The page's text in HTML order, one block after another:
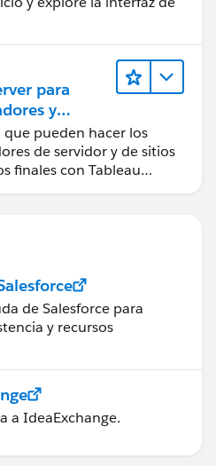
para
y
que pueden hacer los
de servidor y de sitios
finales con Tableau
de Salesforce para
y recursos
a IdeaExchange.